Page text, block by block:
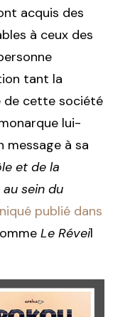
acquis des
à ceux des
tant la
de cette société
lui-
message à sa
et de la
sein du
publié dans
Le Réveil